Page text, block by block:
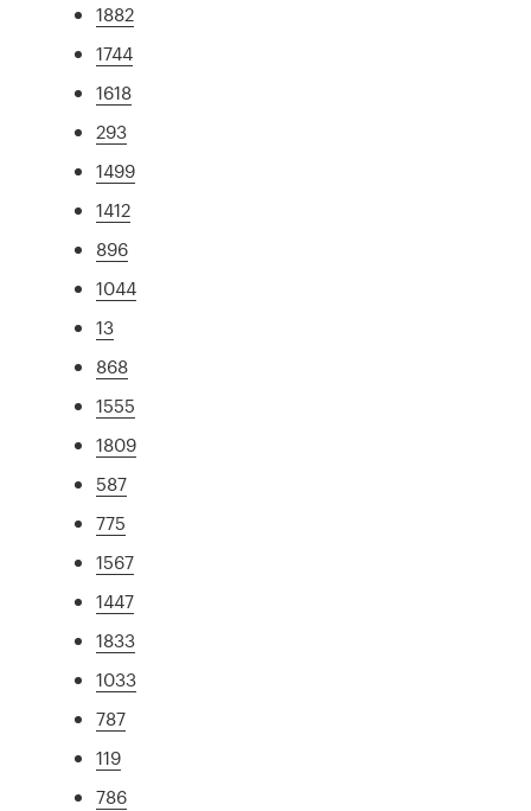
1882
1744
1618
293
1499
1412
896
1044
13
868
1555
1809
587
775
1567
1447
1833
1033
787
119
786